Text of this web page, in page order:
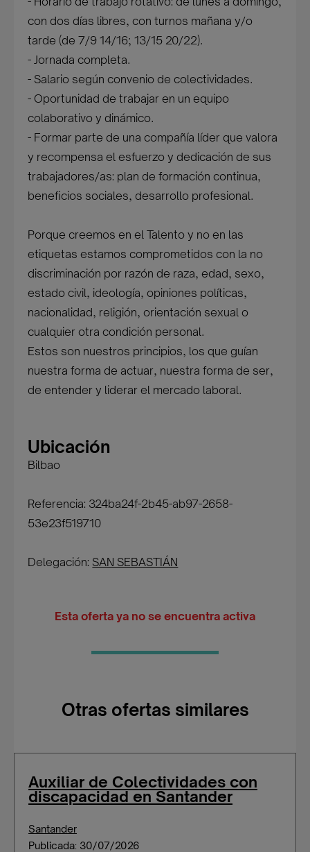
con dos días libres, con turnos mañana y/o
tarde (de 7/9 14/16; 13/15 20/22).
- Jornada completa.
- Salario según convenio de colectividades.
- Oportunidad de trabajar en un equipo
colaborativo y dinámico.
- Formar parte de una compañía líder que valora
y recompensa el esfuerzo y dedicación de sus
trabajadores/as: plan de formación continua,
beneficios sociales, desarrollo profesional.
Porque creemos en el Talento y no en las
etiquetas estamos comprometidos con la no
discriminación por razón de raza, edad, sexo,
estado civil, ideología, opiniones políticas,
nacionalidad, religión, orientación sexual o
cualquier otra condición personal.
Estos son nuestros principios, los que guían
nuestra forma de actuar, nuestra forma de ser,
de entender y liderar el mercado laboral.
Ubicación
Bilbao
Referencia: 324ba24f-2b45-ab97-2658-
53e23f519710
Delegación: SAN SEBASTIÁN
Esta oferta ya no se encuentra activa
Otras ofertas similares
Auxiliar de Colectividades con
discapacidad en Santander
Santander
Publicada: 30/07/2026